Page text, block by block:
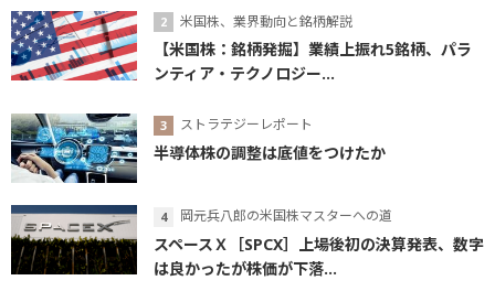
米国株、業界動向と銘柄解説
【米国株：銘柄発掘】業績上振れ5銘柄、パラ
ンティア・テクノロジー...
ストラテジーレポート
半導体株の調整は底値をつけたか
岡元兵八郎の米国株マスターへの道
スペースＸ［SPCX］上場後初の決算発表、数字
は良かったが株価が下落...